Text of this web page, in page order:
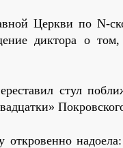
Церкви по N-
диктора о
стул